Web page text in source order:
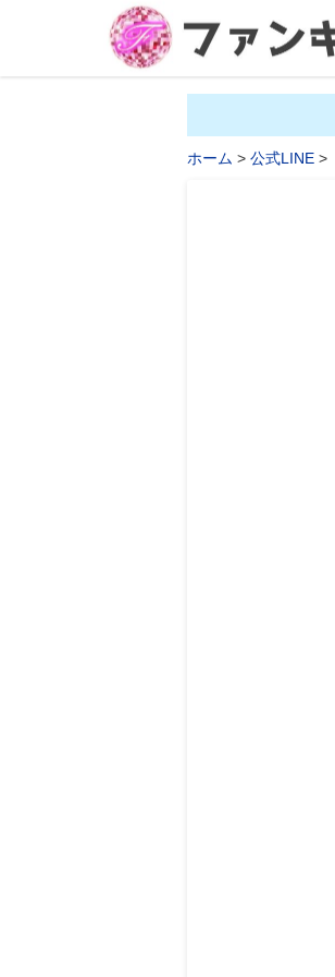
ホーム 公式LINE